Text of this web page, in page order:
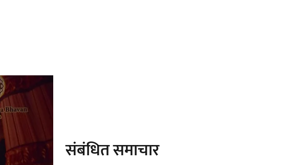
संबंधित समाचार